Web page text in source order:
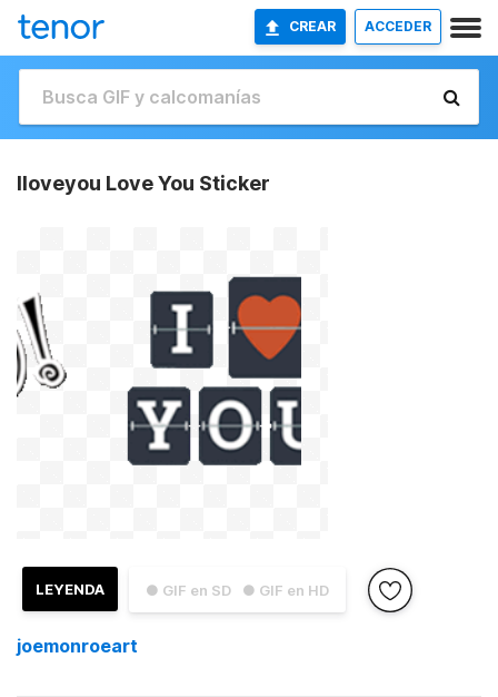
CREAR ACCEDER
Iloveyou Love You Sticker
● GIF en SD ● GIF en HD
LEYENDA
joemonroeart